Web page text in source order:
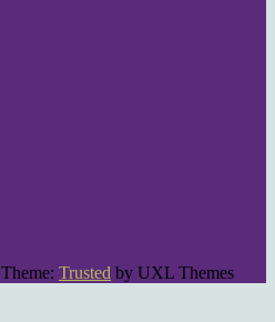
Theme: Trusted by UXL Themes